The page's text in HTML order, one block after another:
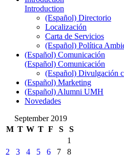
Introduction
(Español) Directorio
Localización
Carta de Servicios
(Español) Política
(Español) Comunicación
(Español) Comunicación
(Español) Divulgación
(Español) Marketing
(Español) Alumni UMH
Novedades
September 2019
M T W T F S
S
1
2
3 4 5 6 7
8